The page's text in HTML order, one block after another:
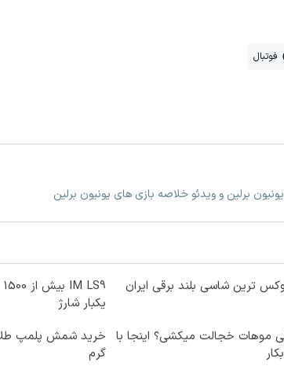
فوتبال
برلین و ویدئو خلاصه بازی های یونیون برلین
یکبار شارژ
موهات خجالت میکشی؟ اینجا با
گرم